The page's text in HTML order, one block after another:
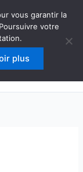
vous garantir la
votre
plus